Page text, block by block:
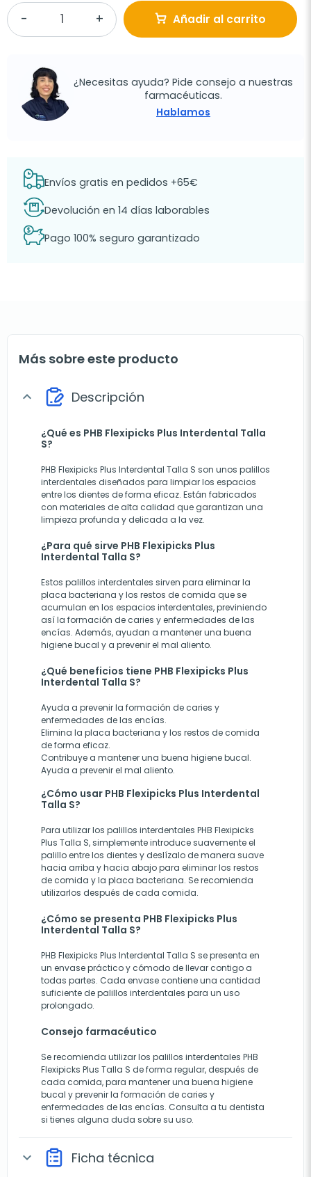
Añadir al carrito
¿Necesitas ayuda? Pide consejo a nuestras
farmacéuticas.
Hablamos
Envíos gratis en pedidos +65€
Devolución en 14 días laborables
Pago 100% seguro garantizado
Más sobre este producto
expand_more Descripción
¿Qué es PHB Flexipicks Plus Interdental Talla
S?
PHB Flexipicks Plus Interdental Talla S son unos palillos
interdentales diseñados para limpiar los espacios
entre los dientes de forma eficaz. Están fabricados
con materiales de alta calidad que garantizan una
limpieza profunda y delicada a la vez.
¿Para qué sirve PHB Flexipicks Plus
Interdental Talla S?
Estos palillos interdentales sirven para eliminar la
placa bacteriana y los restos de comida que se
acumulan en los espacios interdentales, previniendo
así la formación de caries y enfermedades de las
encías. Además, ayudan a mantener una buena
higiene bucal y a prevenir el mal aliento.
¿Qué beneficios tiene PHB Flexipicks Plus
Interdental Talla S?
Ayuda a prevenir la formación de caries y
enfermedades de las encías.
Elimina la placa bacteriana y los restos de comida
de forma eficaz.
Contribuye a mantener una buena higiene bucal.
Ayuda a prevenir el mal aliento.
¿Cómo usar PHB Flexipicks Plus Interdental
Talla S?
Para utilizar los palillos interdentales PHB Flexipicks
Plus Talla S, simplemente introduce suavemente el
palillo entre los dientes y deslízalo de manera suave
hacia arriba y hacia abajo para eliminar los restos
de comida y la placa bacteriana. Se recomienda
utilizarlos después de cada comida.
¿Cómo se presenta PHB Flexipicks Plus
Interdental Talla S?
PHB Flexipicks Plus Interdental Talla S se presenta en
un envase práctico y cómodo de llevar contigo a
todas partes. Cada envase contiene una cantidad
suficiente de palillos interdentales para un uso
prolongado.
Consejo farmacéutico
Se recomienda utilizar los palillos interdentales PHB
Flexipicks Plus Talla S de forma regular, después de
cada comida, para mantener una buena higiene
bucal y prevenir la formación de caries y
enfermedades de las encías. Consulta a tu dentista
si tienes alguna duda sobre su uso.
expand_more Ficha técnica